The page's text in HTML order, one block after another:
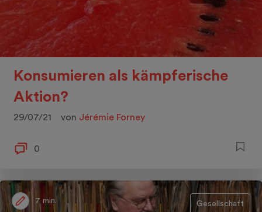
Konsumieren als kämpferische
Aktion?
29/07/21 von Jérémie Forney
0
7 min. Gesellschaft